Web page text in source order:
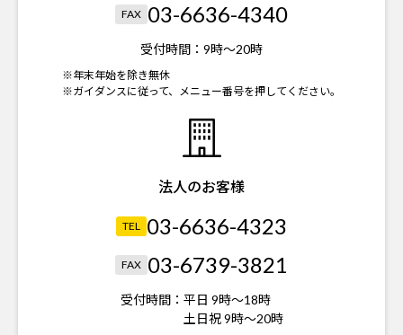
FAX 03-6636-4340
受付時間： 9時～20時
※年末年始を除き無休
※ガイダンスに従って、メニュー番号を押してください。
法人のお客様
TEL 03-6636-4323
FAX 03-6739-3821
受付時間： 平日 9時～18時
土日祝 9時～20時